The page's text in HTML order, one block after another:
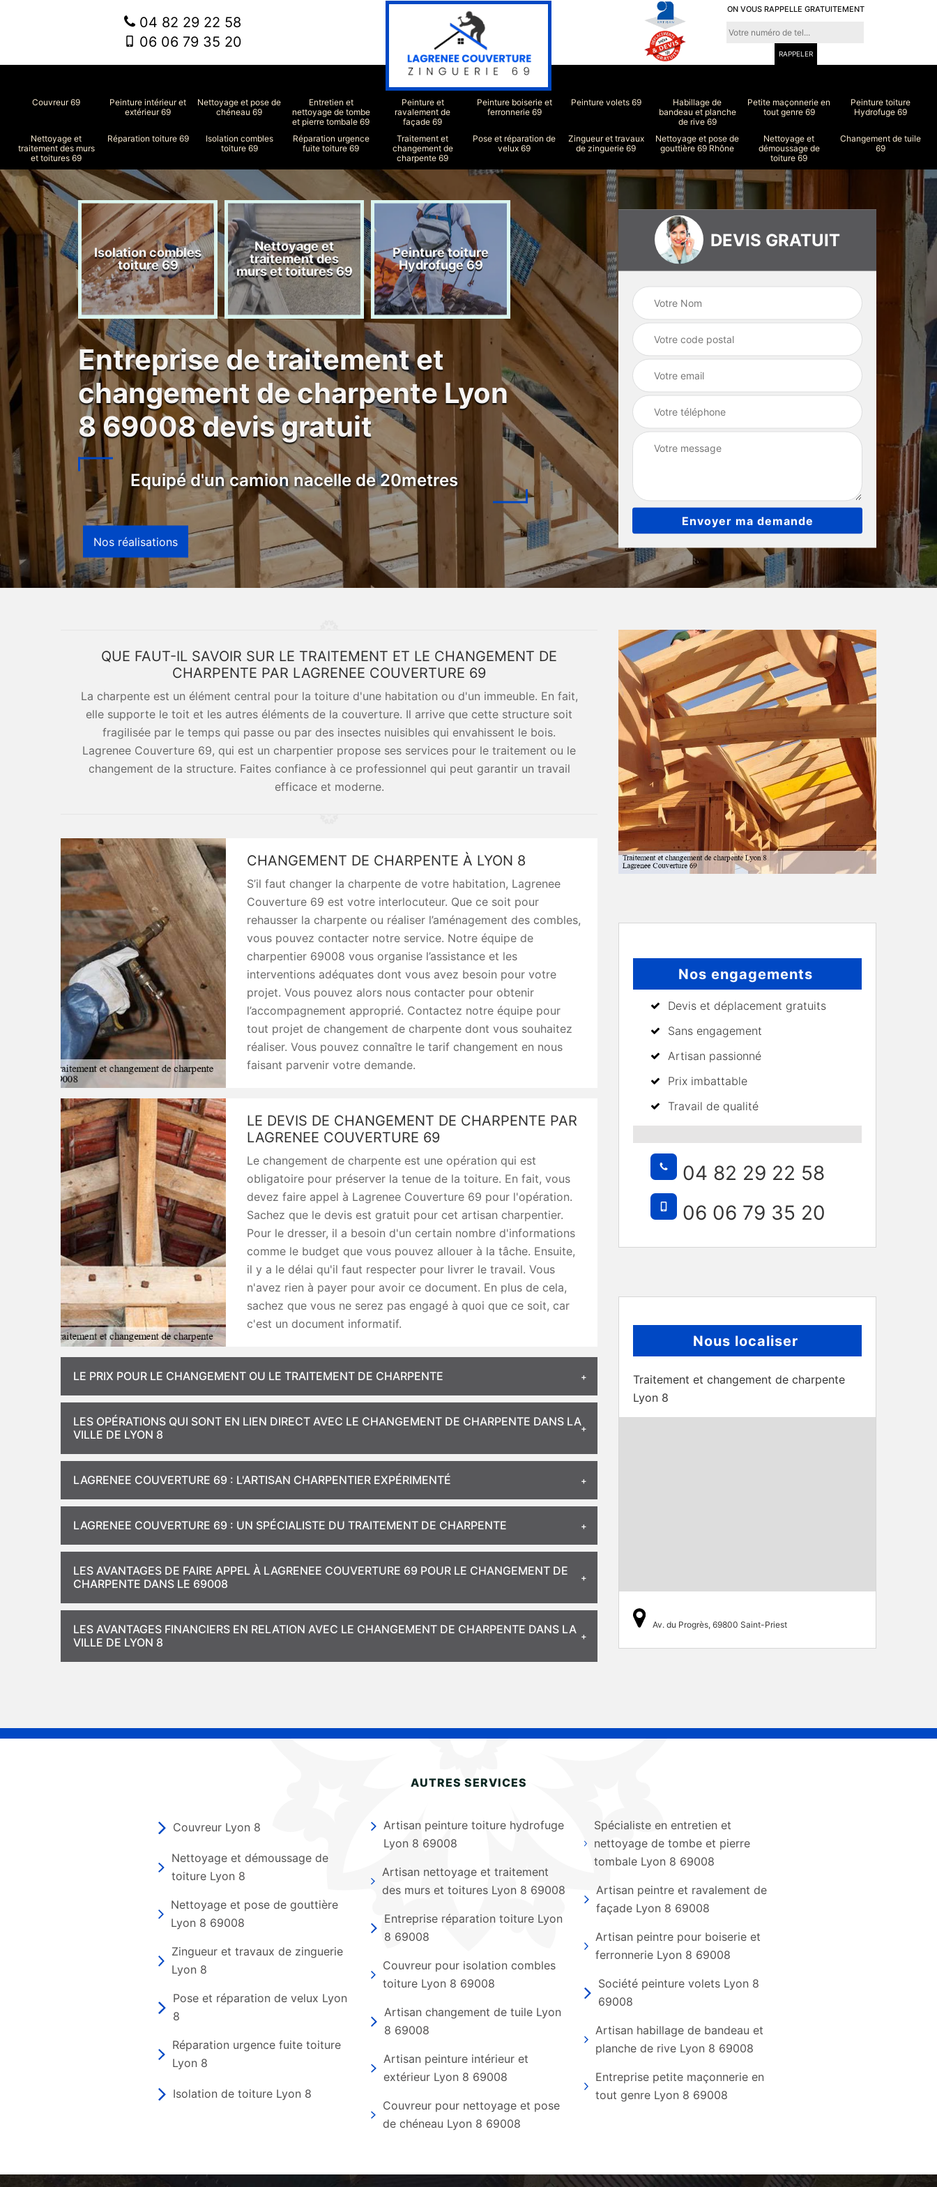
04 82 29 22 58
06 06 79 35 20
ON VOUS RAPPELLE GRATUITEMENT
Couvreur 69
Peinture intérieur et
extérieur 69
Nettoyage et pose de
chéneau 69
Entretien et
nettoyage de tombe
et pierre tombale 69
Peinture et
ravalement de
façade 69
Peinture boiserie et
ferronnerie 69
Peinture volets 69
Habillage de
bandeau et planche
de rive 69
Petite maçonnerie en
tout genre 69
Peinture toiture
Hydrofuge 69
Nettoyage et
traitement des murs
et toitures 69
Réparation toiture 69
Isolation combles
toiture 69
Réparation urgence
fuite toiture 69
Traitement et
changement de
charpente 69
Pose et réparation de
velux 69
Zingueur et travaux
de zinguerie 69
Nettoyage et pose de
gouttière 69 Rhône
Nettoyage et
démoussage de
toiture 69
Changement de tuile
69
de
69
Isolation combles
toiture 69
Nettoyage et
traitement des
murs et toitures 69
Peinture toiture
Hydrofuge 69
Réparation toiture
69
Couvreur 69
Peinture intérieur
et extérieur 69
Entreprise de traitement et
changement de charpente Lyon
8 69008 devis gratuit
Equipé d'un camion nacelle de 20metres
Nos réalisations
DEVIS GRATUIT
QUE FAUT-IL SAVOIR SUR LE TRAITEMENT ET LE CHANGEMENT DE
CHARPENTE PAR LAGRENEE COUVERTURE 69
La charpente est un élément central pour la toiture d'une habitation ou d'un immeuble. En fait,
elle supporte le toit et les autres éléments de la couverture. Il arrive que cette structure soit
fragilisée par le temps qui passe ou par des insectes nuisibles qui envahissent le bois.
Lagrenee Couverture 69, qui est un charpentier propose ses services pour le traitement ou le
changement de la structure. Faites confiance à ce professionnel qui peut garantir un travail
efficace et moderne.
CHANGEMENT DE CHARPENTE À LYON 8
S’il faut changer la charpente de votre habitation, Lagrenee
Couverture 69 est votre interlocuteur. Que ce soit pour
rehausser la charpente ou réaliser l’aménagement des combles,
vous pouvez contacter notre service. Notre équipe de
charpentier 69008 vous organise l’assistance et les
interventions adéquates dont vous avez besoin pour votre
projet. Vous pouvez alors nous contacter pour obtenir
l’accompagnement approprié. Contactez notre équipe pour
tout projet de changement de charpente dont vous souhaitez
réaliser. Vous pouvez connaître le tarif changement en nous
faisant parvenir votre demande.
LE DEVIS DE CHANGEMENT DE CHARPENTE PAR
LAGRENEE COUVERTURE 69
Le changement de charpente est une opération qui est
obligatoire pour préserver la tenue de la toiture. En fait, vous
devez faire appel à Lagrenee Couverture 69 pour l'opération.
Sachez que le devis est gratuit pour cet artisan charpentier.
Pour le dresser, il a besoin d'un certain nombre d'informations
comme le budget que vous pouvez allouer à la tâche. Ensuite,
il y a le délai qu'il faut respecter pour livrer le travail. Vous
n'avez rien à payer pour avoir ce document. En plus de cela,
sachez que vous ne serez pas engagé à quoi que ce soit, car
c'est un document informatif.
LE PRIX POUR LE CHANGEMENT OU LE TRAITEMENT DE CHARPENTE
LES OPÉRATIONS QUI SONT EN LIEN DIRECT AVEC LE CHANGEMENT DE CHARPENTE DANS LA
VILLE DE LYON 8
LAGRENEE COUVERTURE 69 : L'ARTISAN CHARPENTIER EXPÉRIMENTÉ
LAGRENEE COUVERTURE 69 : UN SPÉCIALISTE DU TRAITEMENT DE CHARPENTE
LES AVANTAGES DE FAIRE APPEL À LAGRENEE COUVERTURE 69 POUR LE CHANGEMENT DE
CHARPENTE DANS LE 69008
LES AVANTAGES FINANCIERS EN RELATION AVEC LE CHANGEMENT DE CHARPENTE DANS LA
VILLE DE LYON 8
Nos engagements
Devis et déplacement gratuits
Sans engagement
Artisan passionné
Prix imbattable
Travail de qualité
04 82 29 22 58
06 06 79 35 20
Nous localiser
Traitement et changement de charpente
Lyon 8
Av. du Progrès, 69800 Saint-Priest
AUTRES SERVICES
Couvreur Lyon 8
Nettoyage et démoussage de
toiture Lyon 8
Nettoyage et pose de gouttière
Lyon 8 69008
Zingueur et travaux de zinguerie
Lyon 8
Pose et réparation de velux Lyon
8
Réparation urgence fuite toiture
Lyon 8
Isolation de toiture Lyon 8
Artisan peinture toiture hydrofuge
Lyon 8 69008
Artisan nettoyage et traitement
des murs et toitures Lyon 8 69008
Entreprise réparation toiture Lyon
8 69008
Couvreur pour isolation combles
toiture Lyon 8 69008
Artisan changement de tuile Lyon
8 69008
Artisan peinture intérieur et
extérieur Lyon 8 69008
Couvreur pour nettoyage et pose
de chéneau Lyon 8 69008
Spécialiste en entretien et
nettoyage de tombe et pierre
tombale Lyon 8 69008
Artisan peintre et ravalement de
façade Lyon 8 69008
Artisan peintre pour boiserie et
ferronnerie Lyon 8 69008
Société peinture volets Lyon 8
69008
Artisan habillage de bandeau et
planche de rive Lyon 8 69008
Entreprise petite maçonnerie en
tout genre Lyon 8 69008